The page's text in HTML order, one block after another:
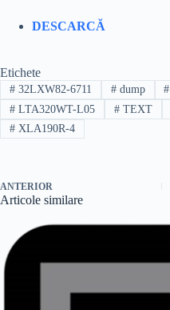
DESCARCĂ
Etichete
#32LXW82-6711 #dump #
#LTA320WT-L05 #TEXT
#XLA190R-4
ANTERIOR
Articole similare